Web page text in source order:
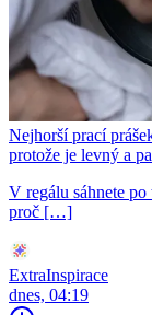
Nejhorší prací
protože je levný a
V regálu sáhnete
proč […]
ExtraInspirace
dnes, 04:19